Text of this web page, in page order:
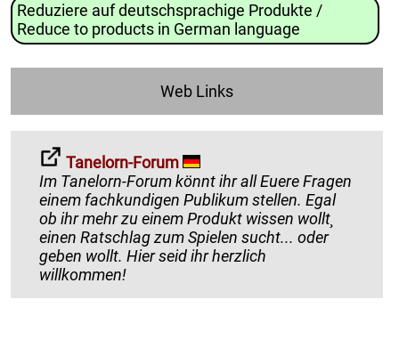
Reduziere auf deutschsprachige Produkte /
Reduce to products in German language
Web Links
Tanelorn-Forum
Im Tanelorn-Forum könnt ihr all Euere Fragen
einem fachkundigen Publikum stellen. Egal
ob ihr mehr zu einem Produkt wissen wollt¸
einen Ratschlag zum Spielen sucht... oder
geben wollt. Hier seid ihr herzlich
willkommen!